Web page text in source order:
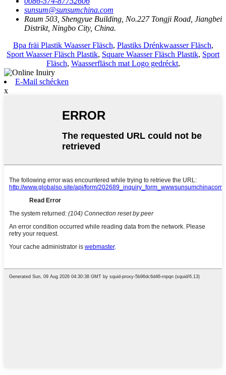
sunsum@sunsumchina.com
Raum 503, Shengyue Building, No.227 Tongji Road, Jiangbei
Distrikt, Ningbo City, China.
Bpa fräi Plastik Waasser Fläsch, Plastiks Drénkwaasser Fläsch,
Sport Waasser Fläsch Plastik, Square Waasser Fläsch Plastik, Sport
Fläsch, Waasserfläsch mat Logo gedréckt,
E-Mail schécken
x